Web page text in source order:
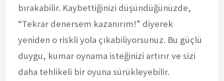
bırakabilir. Kaybettiğinizi düşündüğünüzde,
“Tekrar denersem kazanırım!” diyerek
yeniden o riskli yola çıkabiliyorsunuz. Bu güçlü
duygu, kumar oynama isteğinizi artırır ve sizi
daha tehlikeli bir oyuna sürükleyebilir.